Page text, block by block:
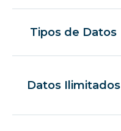
Tipos de Datos
Datos Ilimitados